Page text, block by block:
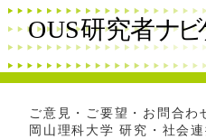
ご意見・ご要望・お問合わ
岡山理科大学 研究・社会
絞り
閉じる